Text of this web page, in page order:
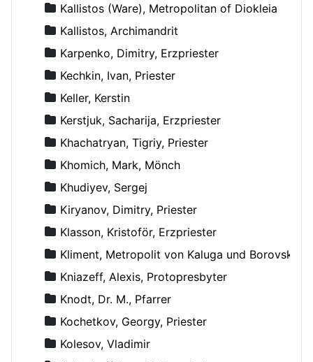
Kallistos (Ware), Metropolitan of Diokleia
Kallistos, Archimandrit
Karpenko, Dimitry, Erzpriester
Kechkin, Ivan, Priester
Keller, Kerstin
Kerstjuk, Sacharija, Erzpriester
Khachatryan, Tigriy, Priester
Khomich, Mark, Mönch
Khudiyev, Sergej
Kiryanov, Dimitry, Priester
Klasson, Kristoför, Erzpriester
Kliment, Metropolit von Kaluga und Borovsk
Kniazeff, Alexis, Protopresbyter
Knodt, Dr. M., Pfarrer
Kochetkov, Georgy, Priester
Kolesov, Vladimir